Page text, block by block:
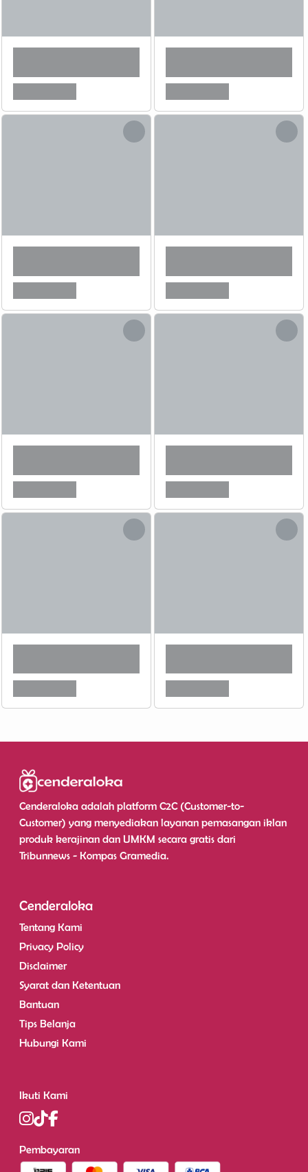
Cenderaloka adalah platform C2C (Customer-to-
Customer) yang menyediakan layanan pemasangan iklan
produk kerajinan dan UMKM secara gratis dari
Tribunnews - Kompas Gramedia.
Cenderaloka
Tentang Kami
Privacy Policy
Disclaimer
Syarat dan Ketentuan
Bantuan
Tips Belanja
Hubungi Kami
Ikuti Kami
Pembayaran